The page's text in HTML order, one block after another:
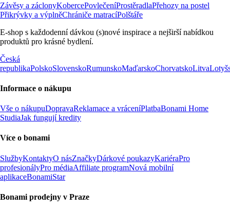
Závěsy a záclonyKobercePovlečeníProstěradlaPřehozy na postel
Přikrývky a výplněChrániče matracíPolštáře
E-shop s každodenní dávkou (s)nové inspirace a nejširší nabídkou
produktů pro krásné bydlení.
Česká
republikaPolskoSlovenskoRumunskoMaďarskoChorvatskoLitva
Informace o nákupu
Vše o nákupuDopravaReklamace a vráceníPlatbaBonami Home
StudiaJak fungují kredity
Více o bonami
SlužbyKontaktyO násZnačkyDárkové poukazyKariéraPro
profesionályPro médiaAffiliate programNová mobilní
aplikaceBonamiStar
Bonami prodejny v Praze